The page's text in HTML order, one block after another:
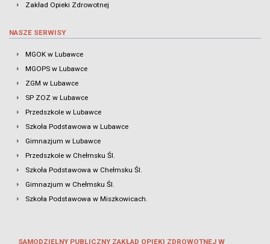
Zakład Opieki Zdrowotnej
NASZE SERWISY
MGOK w Lubawce
MGOPS w Lubawce
ZGM w Lubawce
SP ZOZ w Lubawce
Przedszkole w Lubawce
Szkoła Podstawowa w Lubawce
Gimnazjum w Lubawce
Przedszkole w Chełmsku Śl.
Szkoła Podstawowa w Chełmsku Śl.
Gimnazjum w Chełmsku Śl.
Szkoła Podstawowa w Miszkowicach.
SAMODZIELNY PUBLICZNY ZAKŁAD OPIEKI ZDROWOTNEJ W